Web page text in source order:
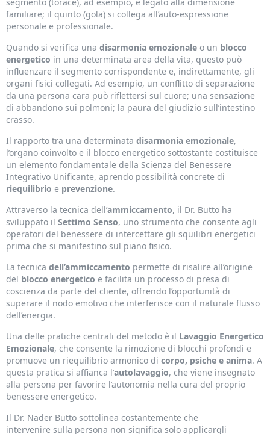
familiare; il quinto (gola) si collega all’auto-espressione
personale e professionale.
Quando si verifica una disarmonia emozionale o un blocco
energetico in una determinata area della vita, questo può
influenzare il segmento corrispondente e, indirettamente, gli
organi fisici collegati. Ad esempio, un conflitto di separazione
da una persona cara può riflettersi sul cuore; una sensazione
di abbandono sui polmoni; la paura del giudizio sull’intestino
crasso.
Il rapporto tra una determinata disarmonia emozionale,
l’organo coinvolto e il blocco energetico sottostante costituisce
un elemento fondamentale della Scienza del Benessere
Integrativo Unificante, aprendo possibilità concrete di
riequilibrio e prevenzione.
Attraverso la tecnica dell’ammiccamento, il Dr. Butto ha
sviluppato il Settimo Senso, uno strumento che consente agli
operatori del benessere di intercettare gli squilibri energetici
prima che si manifestino sul piano fisico.
La tecnica dell’ammiccamento permette di risalire all’origine
del blocco energetico e facilita un processo di presa di
coscienza da parte del cliente, offrendo l’opportunità di
superare il nodo emotivo che interferisce con il naturale flusso
dell’energia.
Una delle pratiche centrali del metodo è il Lavaggio Energetico
Emozionale, che consente la rimozione di blocchi profondi e
promuove un riequilibrio armonico di corpo, psiche e anima. A
questa pratica si affianca l’autolavaggio, che viene insegnato
alla persona per favorire l’autonomia nella cura del proprio
benessere energetico.
Il Dr. Nader Butto sottolinea costantemente che
intervenire sulla persona non significa solo applicargli